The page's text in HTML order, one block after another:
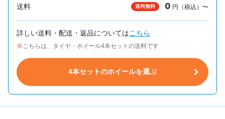
送料 送料無料 0 円（税込）〜
詳しい送料・配送・返品についてはこちら
こちらは、タイヤ・ホイール4本セットの送料です
4本セットのホイールを選ぶ